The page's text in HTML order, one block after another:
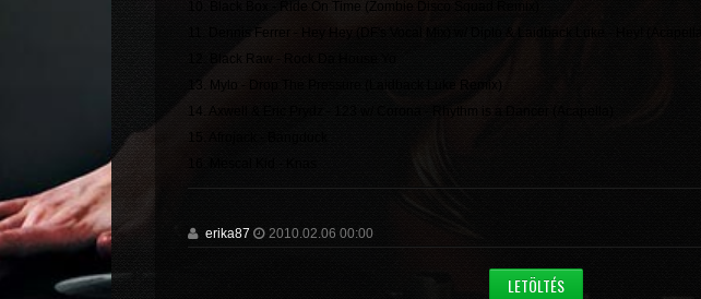
10. Black Box - Ride On Time (Zombie Disco Squad Remix)
11. Dennis Ferrer - Hey Hey (DF's Vocal Mix) w/ Diplo & Laidback Luke - Hey! (Acapella)
12. Black Raw - Rock Da House Yo
13. Mylo - Drop The Pressure (Laidback Luke Remix)
14. Axwell & Eric Prydz - 123 w/ Corona - Rhythm is a Dancer (Acapella)
erika87 2010.02.06 00:00
LETÖLTÉS